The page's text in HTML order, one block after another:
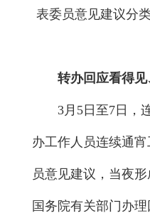
表委员意见建议分
转办回应看得
3月5日至7日，
办工作人员连续通
员意见建议，当夜
国务院有关部门办理